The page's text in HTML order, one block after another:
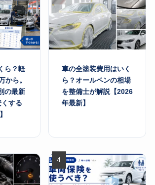
ら？軽
から。
の最新
する
車の全塗装費用はいく
ら？オールペンの相場
を整備士が解説【2026
年最新】